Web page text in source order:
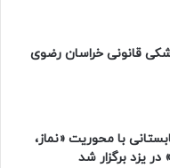
قانونی خراسان رضوی
با محوریت «نماز،
یزد برگزار شد